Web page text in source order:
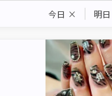
今日 × 明日